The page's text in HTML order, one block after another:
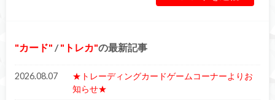
カード / トレカ の最新記事
2026.08.07
★トレーディングカードゲームコーナーよりお
知らせ★